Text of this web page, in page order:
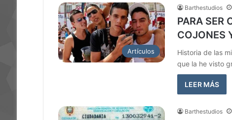
Artículos
Barthestudios
PARA SER
COJONES
Historia de las
que la he visto
LEER MÁS
Barthestudios